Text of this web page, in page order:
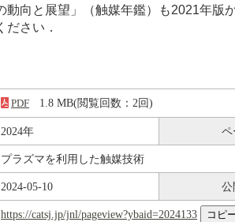
動向と展望」（触媒年鑑）も2021年
ださい．
PDF 1.8 MB(閲覧回数：2回)
2024年 ペ
プラズマを利用した触媒技術
2024-05-10 公
https://catsj.jp/jnl/pageview?ybaid=2024133